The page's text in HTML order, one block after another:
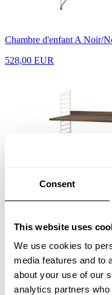
Consent
This website uses
We use cookies to
media features and to
about your use of our
analytics partners
Chambre d'enfant A Noir/
528,00 EUR